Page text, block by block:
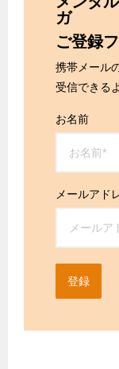
ガ
ご登録
携帯メール
受信できる
お名前
メールアド
登録